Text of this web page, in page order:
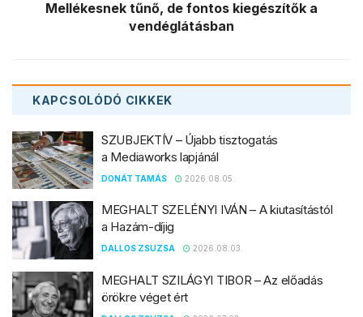
Mellékesnek tűnő, de fontos kiegészítők a
vendéglátásban
KAPCSOLÓDÓ CIKKEK
SZUBJEKTÍV – Újabb tisztogatás
a Mediaworks lapjánál
DONÁT TAMÁS 2026.08.05.
MEGHALT SZELÉNYI IVÁN – A kiutasítástól
a Hazám-díjig
DALLOS ZSUZSA 2026.08.03.
MEGHALT SZILÁGYI TIBOR – Az előadás
örökre véget ért